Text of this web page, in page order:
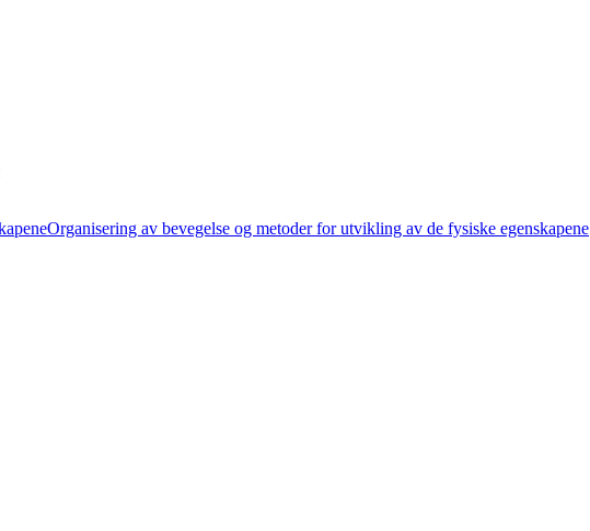
Organisering av bevegelse og metoder for utvikling av de fysiske egenskapene